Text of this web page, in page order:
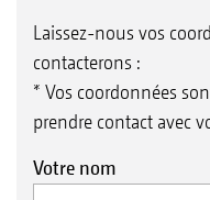
Laissez-nous vos
contacterons :
* Vos coordonnées
prendre contact avec
Votre nom